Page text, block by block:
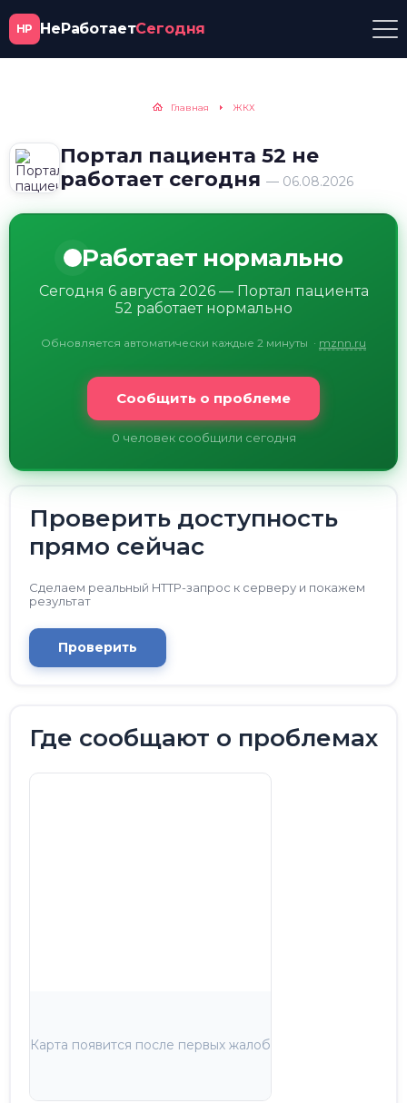
НР НеРаботаетСегодня
Главная ЖКХ
Портал пациента 52 не
работает сегодня — 06.08.2026
Работает нормально
Сегодня 6 августа 2026 — Портал пациента
52 работает нормально
Обновляется автоматически каждые 2 минуты · mznn.ru
Сообщить о проблеме
0 человек сообщили сегодня
Проверить доступность
прямо сейчас
Сделаем реальный HTTP-запрос к серверу и покажем
результат
Проверить
Где сообщают о проблемах
Карта появится после первых жалоб